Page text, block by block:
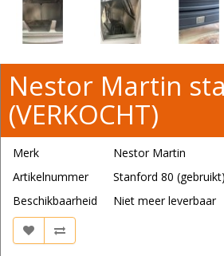
Nestor Martin
(VERKOCHT)
Merk
Nestor Martin
Artikelnummer
Stanford 80 (gebruikt)
Beschikbaarheid
Niet meer leverbaar